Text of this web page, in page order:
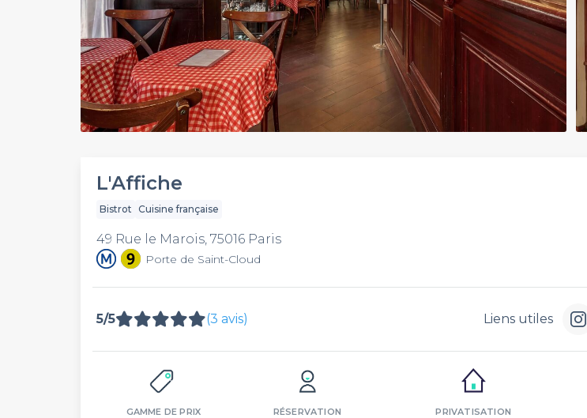
L'Affiche
Bistrot Cuisine française
49 Rue le Marois, 75016 Paris
Porte de Saint-Cloud
5/5 (3 avis) Liens utiles
GAMME DE PRIX RÉSERVATION PRIVATISATION